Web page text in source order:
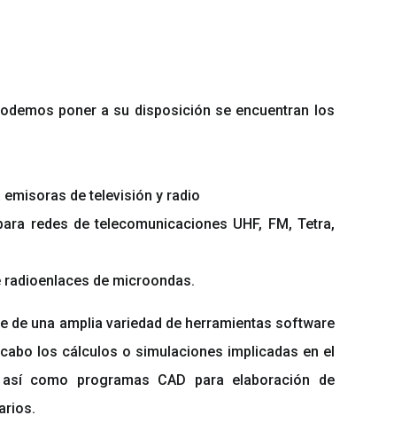
poner a su disposición se encuentran los
de televisión y radio
redes de telecomunicaciones UHF, FM, Tetra,
radioenlaces de microondas.
de una amplia variedad de herramientas software
los cálculos o simulaciones implicadas en el
como programas CAD para elaboración de